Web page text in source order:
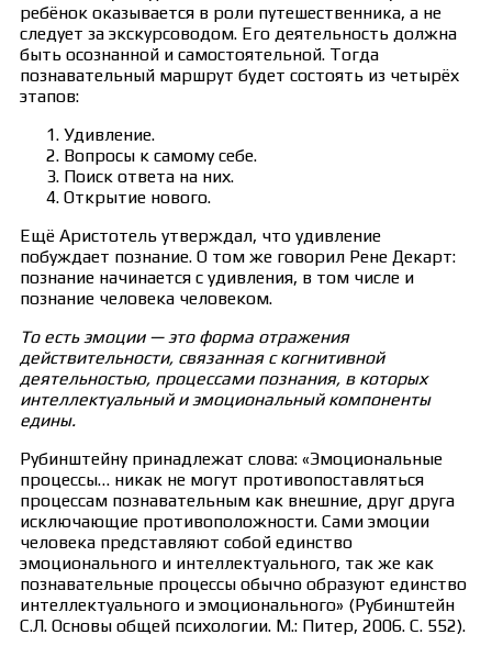
ребёнок оказывается в роли путешественника, а не
следует за экскурсоводом. Его деятельность должна
быть осознанной и самостоятельной. Тогда
познавательный маршрут будет состоять из четырёх
этапов:
Удивление.
Вопросы к самому себе.
Поиск ответа на них.
Открытие нового.
Ещё Аристотель утверждал, что удивление
побуждает познание. О том же говорил Рене Декарт:
познание начинается с удивления, в том числе и
познание человека человеком.
То есть эмоции — это форма отражения
действительности, связанная с когнитивной
деятельностью, процессами познания, в которых
интеллектуальный и эмоциональный компоненты
едины.
Рубинштейну принадлежат слова: «Эмоциональные
процессы… никак не могут противопоставляться
процессам познавательным как внешние, друг друга
исключающие противоположности. Сами эмоции
человека представляют собой единство
эмоционального и интеллектуального, так же как
познавательные процессы обычно образуют единство
интеллектуального и эмоционального» (Рубинштейн
С.Л. Основы общей психологии. М.: Питер, 2006. С. 552).